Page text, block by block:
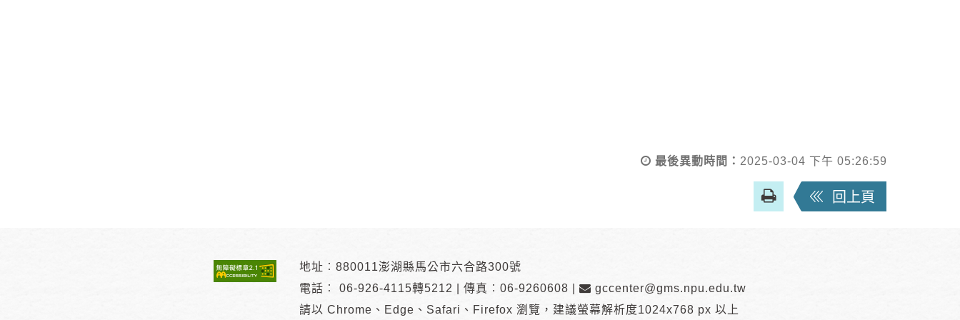
最後異動時間： 2025-03-04 下午 05:26:59
友
善
回上頁
地址︰880011澎湖縣馬公市六合路300號
電話︰ 06-926-4115轉5212 傳真︰06-9260608
gccenter@gms.npu.edu.tw
請以 Chrome、Edge、Safari、Firefox 瀏覽 ， 建議螢幕解析度1024x768 px 以上